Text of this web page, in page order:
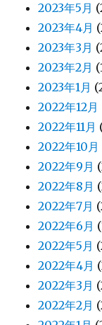
2023年5月
2023年4月
2023年3月
2023年2月
2023年1月
2022年12月
2022年11月
2022年10月
2022年9月
2022年8月
2022年7月
2022年6月
2022年5月
2022年4月
2022年3月
2022年2月